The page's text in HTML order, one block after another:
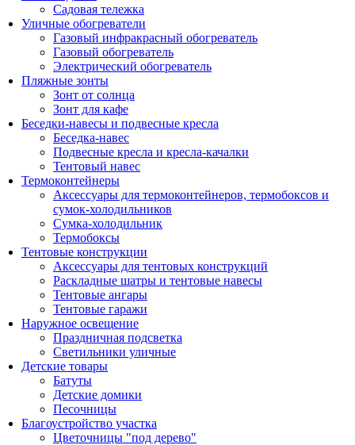
Садовая тележка
Уличные обогреватели
Газовый инфракрасный обогреватель
Газовый обогреватель
Электрический обогреватель
Пляжные зонты
Зонт от солнца
Зонт для кафе
Беседки-навесы и подвесные кресла
Беседка-навес
Подвесные кресла и кресла-качалки
Тентовый навес
Термоконтейнеры
Аксессуары для термоконтейнеров, термобоксов и
сумок-холодильников
Сумка-холодильник
Термобоксы
Тентовые конструкции
Аксессуары для тентовых конструкций
Раскладные шатры и тентовые навесы
Тентовые ангары
Тентовые гаражи
Наружное освещение
Праздничная подсветка
Светильники уличные
Детские товары
Батуты
Детские домики
Песочницы
Благоустройство участка
Цветочницы "под дерево"